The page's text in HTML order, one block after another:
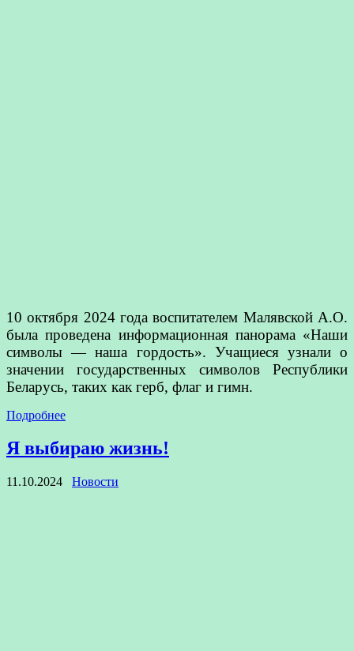
10 октября 2024 года воспитателем Малявской А.О.
была проведена информационная панорама «Наши
символы — наша гордость». Учащиеся узнали о
значении государственных символов Республики
Беларусь, таких как герб, флаг и гимн.
Подробнее
Я выбираю жизнь!
11.10.2024 Новости